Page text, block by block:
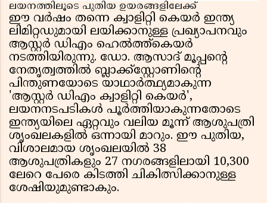
ലയനത്തിലൂടെ പുതിയ ഉയരങ്ങളിലേക്ക്
ഈ വർഷം തന്നെ ക്വാളിറ്റി കെയർ ഇന്ത്യ
ലിമിറ്റഡുമായി ലയിക്കാനുള്ള പ്രഖ്യാപനവും
ആസ്റ്റർ ഡിഎം ഹെൽത്ത്കെയർ
നടത്തിയിരുന്നു. ഡോ. ആസാദ് മൂപ്പന്റെ
നേതൃത്വത്തിൽ ബ്ലാക്ക്സ്റ്റോണിന്റെ
പിന്തുണയോടെ യാഥാർത്ഥ്യമാകുന്ന
'ആസ്റ്റർ ഡിഎം ക്വാളിറ്റി കെയർ',
ലയനനടപടികൾ പൂർത്തിയാകുന്നതോടെ
ഇന്ത്യയിലെ ഏറ്റവും വലിയ മൂന്ന് ആശുപത്രി
ശൃംഖലകളിൽ ഒന്നായി മാറും. ഈ പുതിയ,
വിശാലമായ ശൃംഖലയിൽ 38
ആശുപത്രികളും 27 നഗരങ്ങളിലായി 10,300
ലേറെ പേരെ കിടത്തി ചികിത്സിക്കാനുള്ള
ശേഷിയുമുണ്ടാകും.